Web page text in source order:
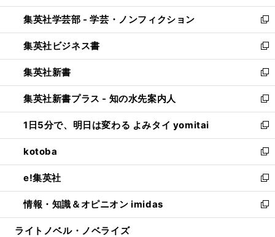
開
く
ウ
で
開
く
ン
ド
ウ
で
開
く
ウ
ィ
ン
ド
ウ
で
開
く
集英社学芸部 - 学芸・ノンフィクション
新
し
い
ウ
ィ
ン
ド
ウ
で
開
く
集英社ビジネス書
新
し
い
ウ
ィ
ン
ド
ウ
で
開
く
集英社新書
新
し
い
ウ
ィ
ン
ド
ウ
で
開
く
集英社新書プラス - 知の水先案内人
新
し
い
ウ
ィ
ン
ド
ウ
で
開
1日5分で、明日は変わる よみタイ yomitai
新
し
い
ウ
ィ
ン
ド
ウ
kotoba
新
し
い
ウ
ィ
ン
e!集英社
新
し
い
ウ
情報・知識＆オピニオン imidas
新
し
ライトノベル・ノベライズ